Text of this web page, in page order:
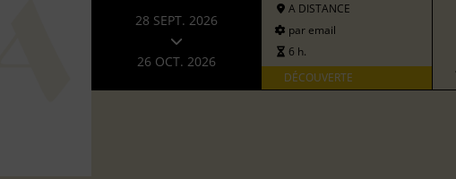
28 SEPT. 2026
26 OCT. 2026
A DISTANCE
par email
6 h.
DÉCOUVERTE